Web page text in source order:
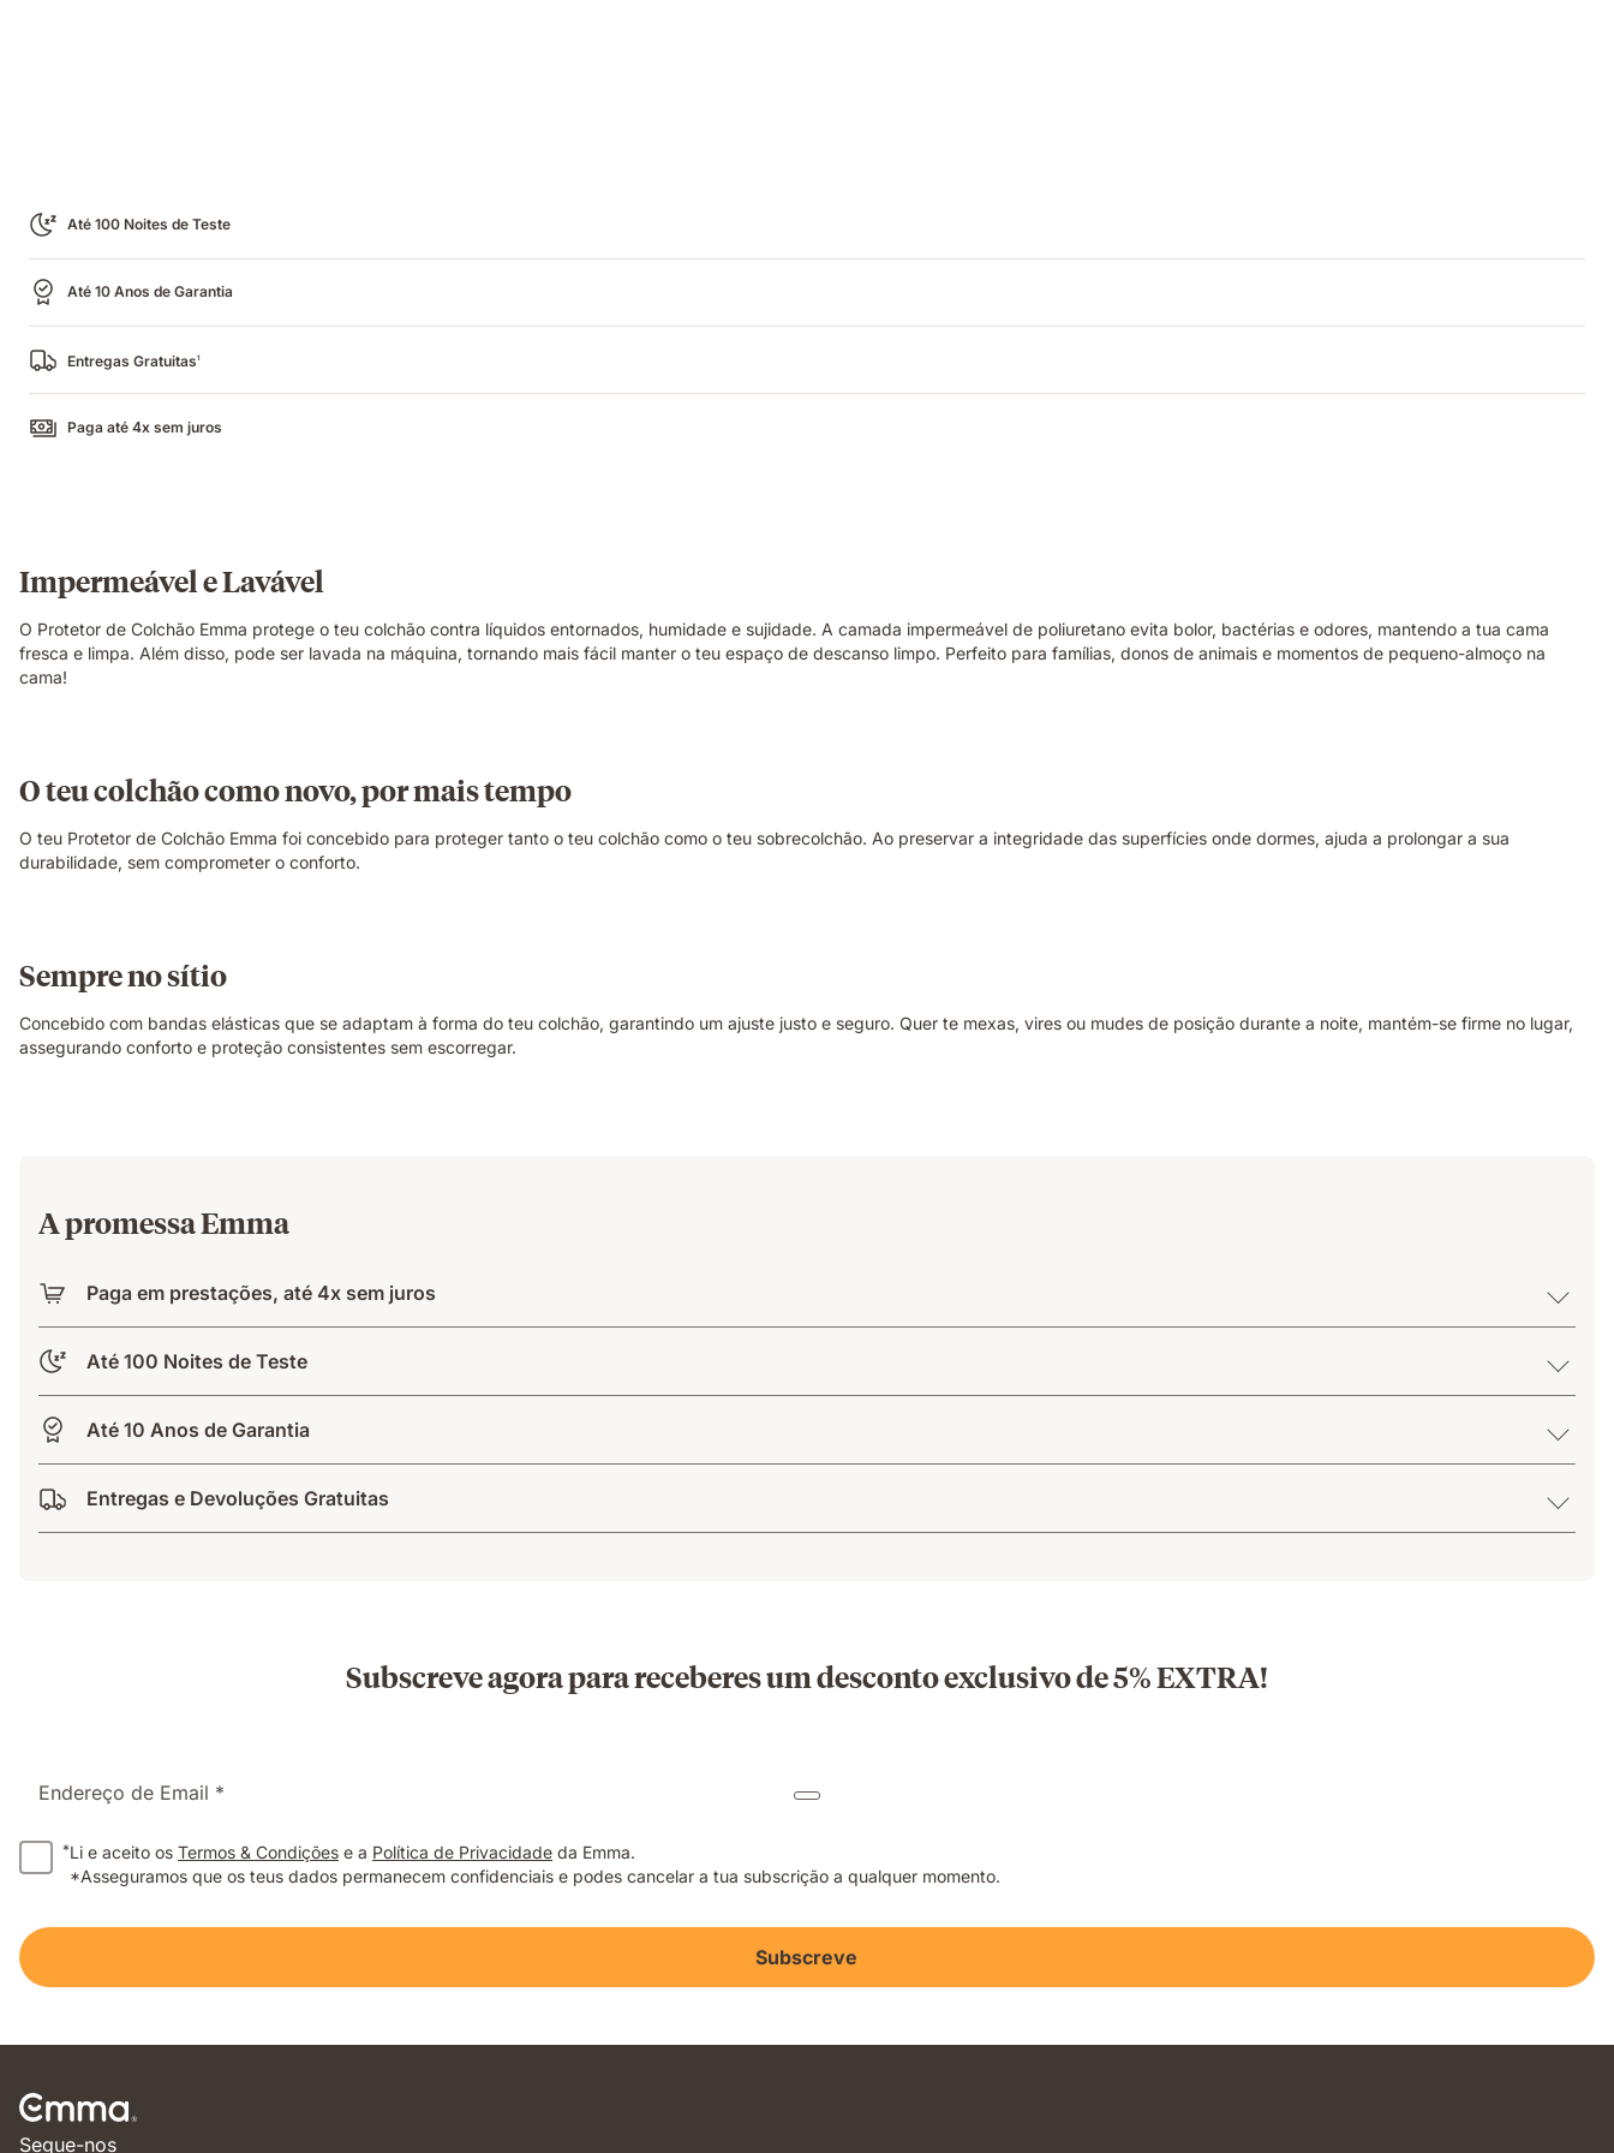
Até 100 Noites de Teste
Até 10 Anos de Garantia
Entregas Gratuitas1
Paga até 4x sem juros
Impermeável e Lavável
O Protetor de Colchão Emma protege o teu colchão contra líquidos entornados, humidade e sujidade. A camada impermeável de poliuretano evita bolor, bactérias e odores, mantendo a tua cama
fresca e limpa. Além disso, pode ser lavada na máquina, tornando mais fácil manter o teu espaço de descanso limpo. Perfeito para famílias, donos de animais e momentos de pequeno-almoço na
cama!
O teu colchão como novo, por mais tempo
O teu Protetor de Colchão Emma foi concebido para proteger tanto o teu colchão como o teu sobrecolchão. Ao preservar a integridade das superfícies onde dormes, ajuda a prolongar a sua
durabilidade, sem comprometer o conforto.
Sempre no sítio
Concebido com bandas elásticas que se adaptam à forma do teu colchão, garantindo um ajuste justo e seguro. Quer te mexas, vires ou mudes de posição durante a noite, mantém-se firme no lugar,
assegurando conforto e proteção consistentes sem escorregar.
A promessa Emma
Paga em prestações, até 4x sem juros
Até 100 Noites de Teste
Até 10 Anos de Garantia
Entregas e Devoluções Gratuitas
Subscreve agora para receberes um desconto exclusivo de 5% EXTRA!
Endereço de Email *
*Li e aceito os Termos & Condições e a Política de Privacidade da Emma.
*Asseguramos que os teus dados permanecem confidenciais e podes cancelar a tua subscrição a qualquer momento.
Subscreve
Segue-nos